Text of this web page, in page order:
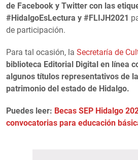
de Facebook y Twitter con las
#HidalgoEsLectura y #FLIJH2021
de participación.
Para tal ocasión, la Secretaría de
biblioteca Editorial Digital en línea
algunos títulos representativos de
patrimonio del estado de Hidalgo.
Puedes leer: Becas SEP Hidalgo
convocatorias para educación